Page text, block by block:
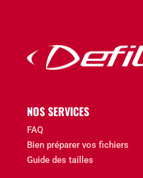
NOS SERVICES
FAQ
Bien préparer vos fichiers
Guide des tailles